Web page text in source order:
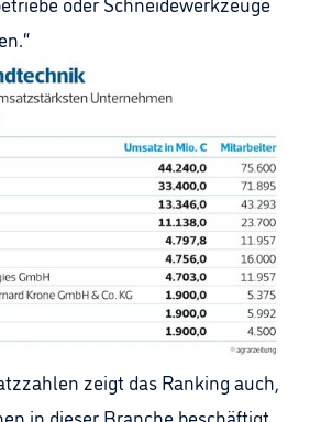
zeigt das Ranking auch,
in dieser Branche beschäftigt